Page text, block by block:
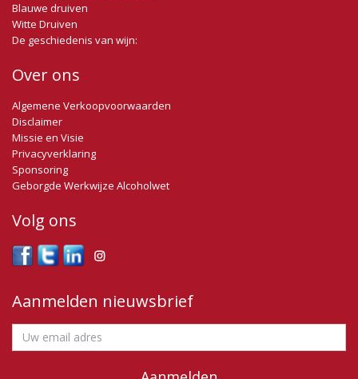
Blauwe druiven
Witte Druiven
De geschiedenis van wijn:
Over ons
Algemene Verkoopvoorwaarden
Disclaimer
Missie en Visie
Privacyverklaring
Sponsoring
Geborgde Werkwijze Alcoholwet
Volg ons
Aanmelden nieuwsbrief